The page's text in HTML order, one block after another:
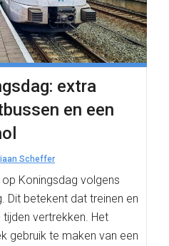
extra
en een
Scheffer
Koningsdag volgens
Dit betekent dat treinen en
vertrekken. Het
gebruik te maken van een